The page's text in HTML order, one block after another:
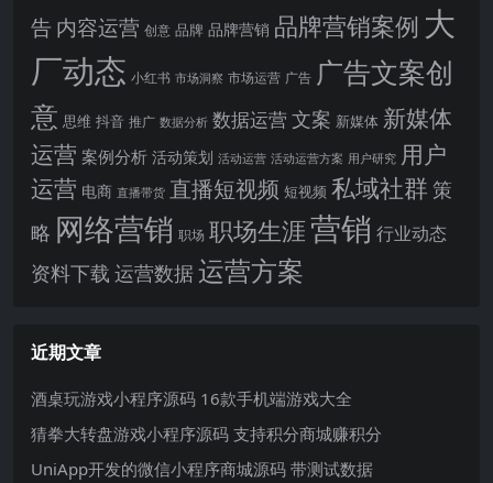
告 内容运营 创意 品牌 品牌营销 品牌营销案例 大
厂动态 小红书 市场洞察 市场运营 广告 广告文案创
意 思维 抖音 推广 数据分析 数据运营 文案 新媒体 新媒体
运营 案例分析 活动策划 活动运营 活动运营方案 用户研究 用户
运营 电商 直播带货 直播短视频 短视频 私域社群 策
略 网络营销 职场 职场生涯营销 行业动态
资料下载 运营数据运营方案
近期文章
酒桌玩游戏小程序源码 16款手机端游戏大全
猜拳大转盘游戏小程序源码 支持积分商城赚积分
UniApp开发的微信小程序商城源码 带测试数据